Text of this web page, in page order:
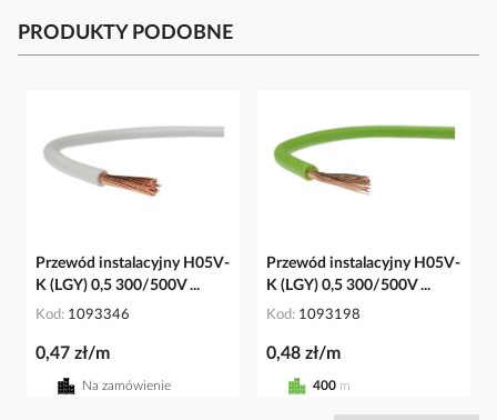
PRODUKTY PODOBNE
Przewód instalacyjny H05V-
K (LGY) 0,5 300/500V ...
Kod 1093346
0,47 zł/m
Na zamówienie
Przewód instalacyjny H05V-
K (LGY) 0,5 300/500V ...
Kod 1093198
0,48 zł/m
400 m